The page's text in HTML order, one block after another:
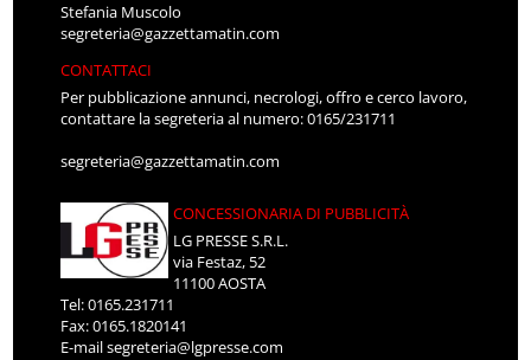
Stefania Muscolo
segreteria@gazzettamatin.com
CONTATTACI
Per pubblicazione annunci, necrologi, offro e cerco lavoro,
contattare la segreteria al numero: 0165/231711
segreteria@gazzettamatin.com
CONCESSIONARIA DI PUBBLICITÀ
LG PRESSE S.R.L.
via Festaz, 52
11100 AOSTA
Tel: 0165.231711
Fax: 0165.1820141
E-mailsegreteria@lgpresse.com